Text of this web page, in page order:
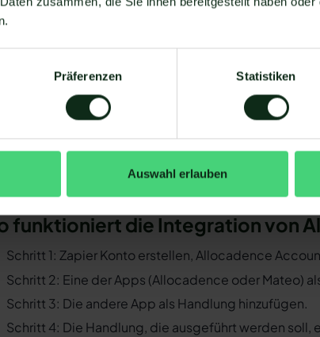
Präferenzen Statistiken
Auswahl erlauben
Allocadence mit WhatsApp verbinden zu können,
Sie müssen WhatsApp über die WhatsApp-
Ihr WhatsApp Business API Anbieter muss die
ermöglichen. Längst nicht alle Anbieter der
und WhatsApp zu ermöglichen. Mit Mateo stehen
Verfügung, die Sie mit WhatsApp verbinden
der Einrichtungsprozess der Integration je nach
es keine allgemein gültige Anleitung. Wir zeigen
und WhatsApp mit Mateo funktioniert.
funktioniert die Integration von
Schritt 1: Zapier Konto erstellen, Allocadence
Schritt 2: Eine der Apps (Allocadence oder Mateo)
Schritt 3: Die andere App als Handlung hinzufügen.
Schritt 4: Die Handlung, die ausgeführt werden